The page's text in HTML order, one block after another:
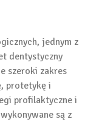
jednym z
dentystyczny
szeroki zakres
protetykę i
profilaktyczne i
są z